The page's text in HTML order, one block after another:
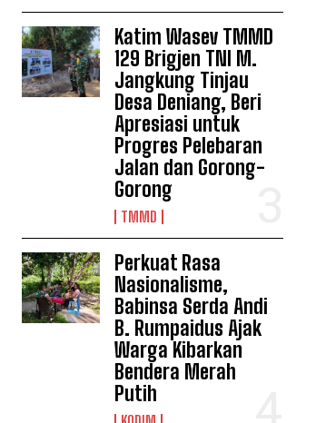
Katim Wasev TMMD
129 Brigjen TNI M.
Jangkung Tinjau
Desa Deniang, Beri
Apresiasi untuk
Progres Pelebaran
Jalan dan Gorong-
Gorong
TMMD
Perkuat Rasa
Nasionalisme,
Babinsa Serda Andi
B. Rumpaidus Ajak
Warga Kibarkan
Bendera Merah
Putih